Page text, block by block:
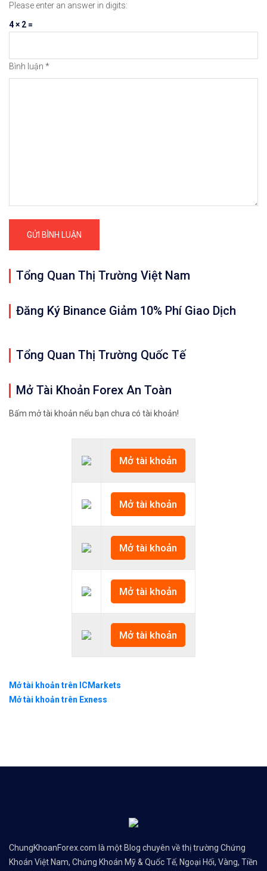
Please enter an answer in digits:
4 × 2 =
Bình luận *
Tổng Quan Thị Trường Việt Nam
Đăng Ký Binance Giảm 10% Phí Giao Dịch
Tổng Quan Thị Trường Quốc Tế
Mở Tài Khoản Forex An Toàn
Bấm mở tài khoản nếu bạn chưa có tài khoản!
Mở tài khoản
Mở tài khoản
Mở tài khoản
Mở tài khoản
Mở tài khoản
Mở tài khoản trên ICMarkets
Mở tài khoản trên Exness
ChungKhoanForex.com là một Blog chuyên về thị trường Chứng
Khoán Việt Nam, Chứng Khoán Mỹ & Quốc Tế, Ngoại Hối, Vàng, Tiền